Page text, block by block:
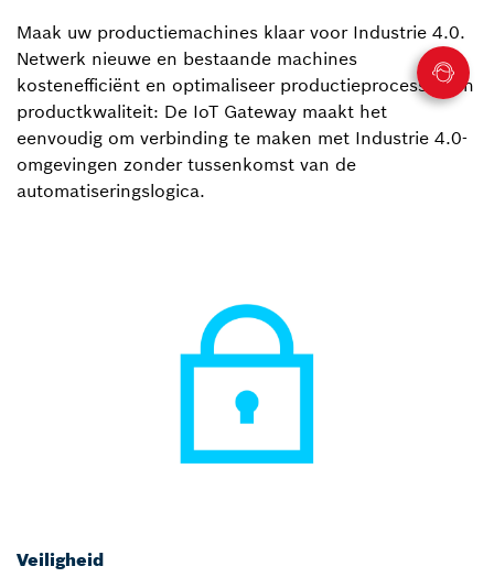
Maak uw productiemachines klaar voor Industrie 4.0.
Netwerk nieuwe en bestaande machines
kostenefficiënt en optimaliseer productieprocessen en
productkwaliteit: De IoT Gateway maakt het
eenvoudig om verbinding te maken met Industrie 4.0-
omgevingen zonder tussenkomst van de
automatiseringslogica.
Veiligheid